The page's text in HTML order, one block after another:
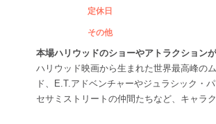
定休日
その他
本場ハリウッドのショーやアトラクション
ハリウッド映画から生まれた世界最高峰の
ド、E.T.アドベンチャーやジュラシック・
セサミストリートの仲間たちなど、キャラ